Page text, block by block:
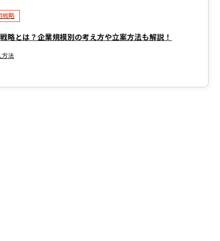
戦略
略とは？企業規模別の考え方や立案方法も解説！
方法